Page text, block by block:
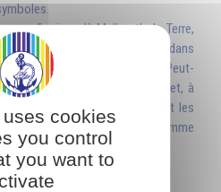
sans fin, jusqu'à Malhouth, la Terre,
comment la Vie divine circule dans
chaque jour de ses fruits. Peut-
parfaitement cette figure et, à
pas à réaliser les vertus et les
mais elle sera là pour vous comme
tirera toujours vers le haut. »
cookies
you control
you want to